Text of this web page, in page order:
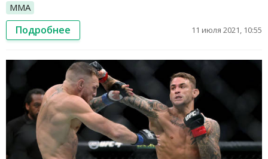
ММА
Подробнее 11 июля 2021, 10:55